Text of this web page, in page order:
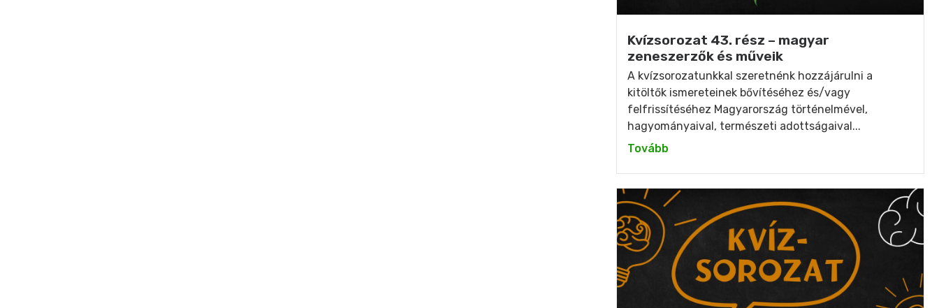
Kvízsorozat 43. rész – magyar
zeneszerzők és műveik
A kvízsorozatunkkal szeretnénk hozzájárulni a
kitöltők ismereteinek bővítéséhez és/vagy
felfrissítéséhez Magyarország történelmével,
hagyományaival, természeti adottságaival...
Tovább